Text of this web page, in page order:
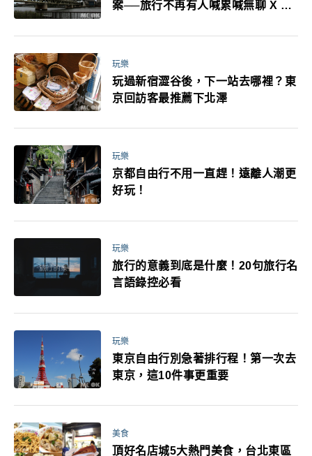
案──旅行不再有人喊累喊無聊 X 爸
玩樂
玩過新宿澀谷後，下一站去哪裡？東
京回訪客最推薦下北澤
玩樂
京都自由行不用一直趕！遠離人潮更
好玩！
玩樂
旅行的意義到底是什麼！20句旅行名
言語錄控必看
玩樂
東京自由行別急著排行程！第一次去
東京，這10件事更重要
美食
頂好名店城5大熱門美食，台北東區